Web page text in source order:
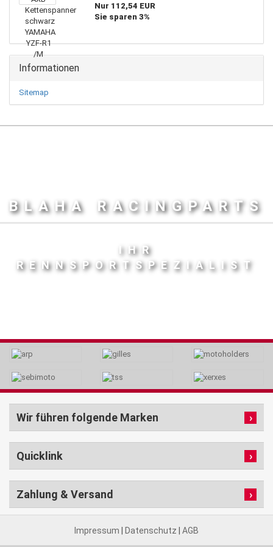
Nur 112,54 EUR
Sie sparen 3%
Informationen
Sitemap
BLAHA RACINGPARTS
IHR
RENNSPORTSPEZIALIST
Wir führen folgende Marken
Quicklink
Zahlung & Versand
Impressum Datenschutz AGB